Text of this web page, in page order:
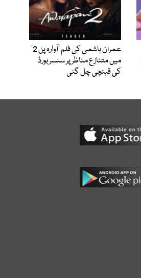
عمران ہاشمی کی فلم ’آوارہ پن 2‘
میں متنازع مناظر پر سنسر بورڈ
کی قینچی چل گئی